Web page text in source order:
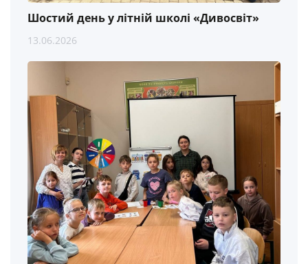
Шостий день у літній школі «Дивосвіт»
13.06.2026